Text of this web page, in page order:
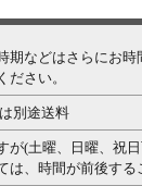
期などはさらにお時
さい。
別途送料
が(土曜、日曜、祝
、時間が前後する